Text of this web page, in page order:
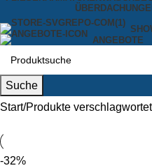
ANGEBOTE
Suche
Start Produkte
-32%